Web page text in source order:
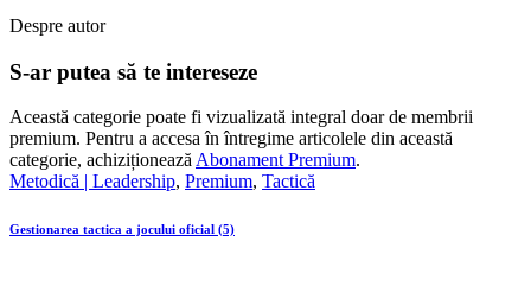
Despre autor
S-ar putea să te intereseze
Această categorie poate fi vizualizată integral doar de membrii
premium. Pentru a accesa în întregime articolele din această
categorie, achiziționeazăAbonament Premium.
Metodică | Leadership, Premium, Tactică
Gestionarea tactica a jocului oficial (5)